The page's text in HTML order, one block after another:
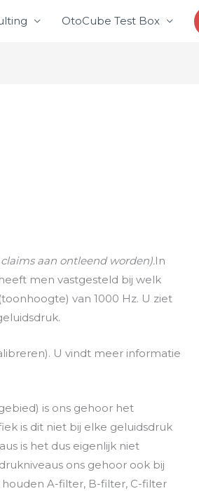
OtoCube Test Box
aan ontleend worden).In
men vastgesteld bij welk
van 1000 Hz. U ziet
U vindt meer informatie
is ons gehoor het
is dit niet bij elke geluidsdruk
is het dus eigenlijk niet
ons gehoor ook bij
houden A-filter, B-filter, C-filter